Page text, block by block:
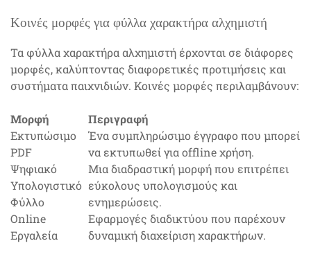
Κοινές μορφές για φύλλα χαρακτήρα αλχημιστή
Τα φύλλα χαρακτήρα αλχημιστή έρχονται σε διάφορες
μορφές, καλύπτοντας διαφορετικές προτιμήσεις και
συστήματα παιχνιδιών. Κοινές μορφές περιλαμβάνουν:
Μορφή
Περιγραφή
Εκτυπώσιμο
PDF
Ένα συμπληρώσιμο έγγραφο που μπορεί
να εκτυπωθεί για offline χρήση.
Ψηφιακό
Υπολογιστικό
Φύλλο
Μια διαδραστική μορφή που επιτρέπει
εύκολους υπολογισμούς και
ενημερώσεις.
Online
Εργαλεία
Εφαρμογές διαδικτύου που παρέχουν
δυναμική διαχείριση χαρακτήρων.